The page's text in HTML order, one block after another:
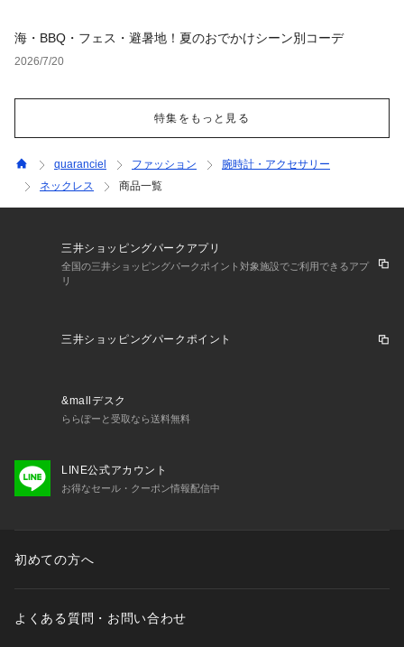
海・BBQ・フェス・避暑地！夏のおでかけシーン別コーデ
2026/7/20
特集をもっと見る
quaranciel ファッション
腕時計・アクセサリー
ネックレス
商品一覧
三井ショッピングパークアプリ
全国の三井ショッピングパークポイント対象施設でご利用できるアプ
リ
三井ショッピングパークポイント
&mallデスク
ららぽーと受取なら送料無料
LINE公式アカウント
お得なセール・クーポン情報配信中
初めての方へ
よくある質問・お問い合わせ